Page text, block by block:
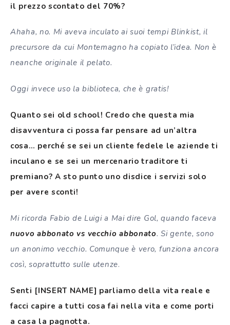
il prezzo scontato del 70%?
Ahaha, no. Mi aveva inculato ai suoi tempi Blinkist, il
precursore da cui Montemagno ha copiato l’idea. Non è
neanche originale il pelato.
Oggi invece uso la biblioteca, che è gratis!
Quanto sei old school! Credo che questa mia
disavventura ci possa far pensare ad un’altra
cosa… perché se sei un cliente fedele le aziende ti
inculano e se sei un mercenario traditore ti
premiano? A sto punto uno disdice i servizi solo
per avere sconti!
Mi ricorda Fabio de Luigi a Mai dire Gol, quando faceva
nuovo abbonato vs vecchio abbonato. Si gente, sono
un anonimo vecchio. Comunque è vero, funziona ancora
così, soprattutto sulle utenze.
Senti [INSERT NAME] parliamo della vita reale e
facci capire a tutti cosa fai nella vita e come porti
a casa la pagnotta.